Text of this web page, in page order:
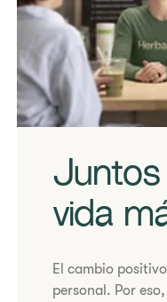
Juntos
vida
El cambio
personal. Por